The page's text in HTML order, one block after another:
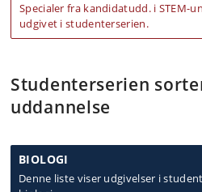
Specialer fra kandidatudd. i STEM-
udgivet i studenterserien.
Studenterserien
uddannelse
BIOLOGI
Denne liste viser udgivelser i